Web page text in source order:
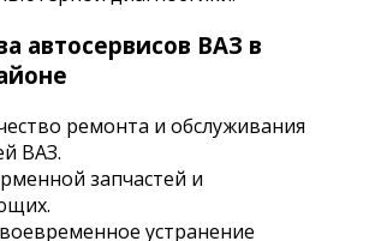
автосервисов ВАЗ в
ремонта и обслуживания
ВАЗ.
запчастей и
устранение